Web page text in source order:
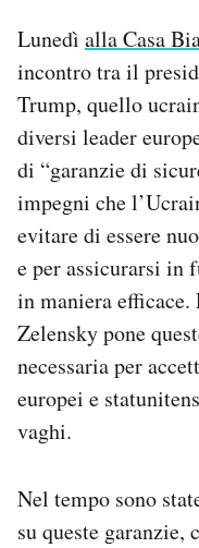
CALENDARIO
AREA PERSONALE
Area Personale
Newsletter
Hai bisogno di
Esci
Lunedì alla Casa
incontro tra il
Trump, quello
diversi leader
di “garanzie di
impegni che
evitare di essere
e per assicurarsi in
in maniera
Zelensky pone
necessaria per
europei e
vaghi.
Nel tempo sono
su queste